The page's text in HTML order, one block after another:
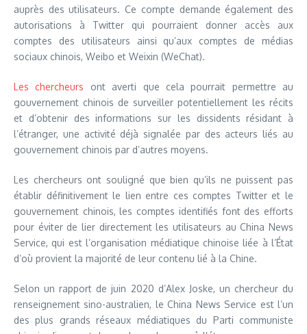
auprès des utilisateurs. Ce compte demande également des
autorisations à Twitter qui pourraient donner accès aux
comptes des utilisateurs ainsi qu’aux comptes de médias
sociaux chinois, Weibo et Weixin (WeChat).
Les chercheurs ont averti que cela pourrait permettre au
gouvernement chinois de surveiller potentiellement les récits
et d’obtenir des informations sur les dissidents résidant à
l’étranger, une activité déjà signalée par des acteurs liés au
gouvernement chinois par d’autres moyens.
Les chercheurs ont souligné que bien qu’ils ne puissent pas
établir définitivement le lien entre ces comptes Twitter et le
gouvernement chinois, les comptes identifiés font des efforts
pour éviter de lier directement les utilisateurs au China News
Service, qui est l’organisation médiatique chinoise liée à l’État
d’où provient la majorité de leur contenu lié à la Chine.
Selon un rapport de juin 2020 d’Alex Joske, un chercheur du
renseignement sino-australien, le China News Service est l’un
des plus grands réseaux médiatiques du Parti communiste